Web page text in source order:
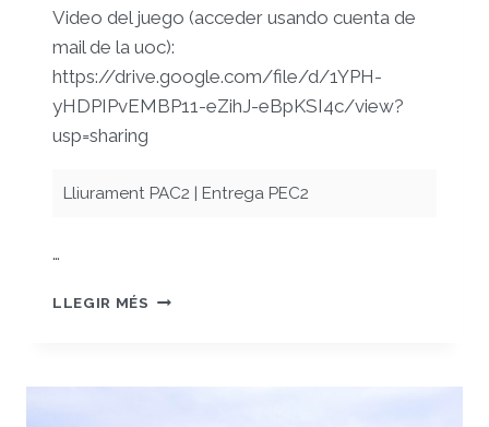
Video del juego (acceder usando cuenta de
mail de la uoc):
https://drive.google.com/file/d/1YPH-
yHDPIPvEMBP11-eZihJ-eBpKSI4c/view?
usp=sharing
Lliurament PAC2 | Entrega PEC2
…
LLEGIR MÉS PAC